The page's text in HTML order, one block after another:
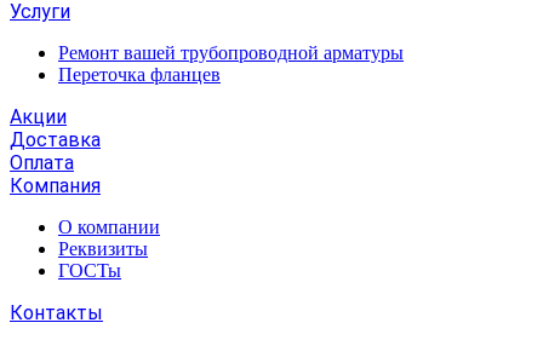
Услуги
Ремонт вашей трубопроводной арматуры
Переточка фланцев
Акции
Доставка
Оплата
Компания
О компании
Реквизиты
ГОСТы
Контакты